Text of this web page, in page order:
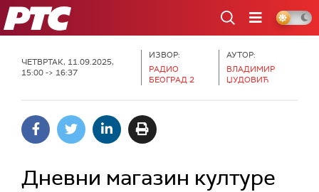
РТС
ЧЕТВРТАК, 11.09.2025,
15:00 -> 16:37
ИЗВОР:
РАДИО
БЕОГРАД 2
АУТОР:
ВЛАДИМИР
ЏУДОВИЋ
Дневни магазин културе